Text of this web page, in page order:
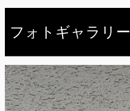
フォトギャラリー